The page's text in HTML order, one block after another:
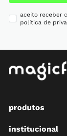
aceito receber
política de
produtos
institucional